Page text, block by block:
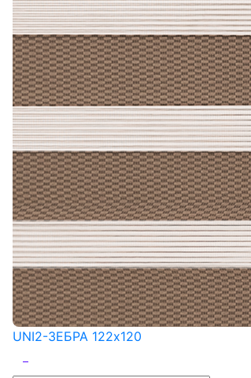
UNI2-ЗЕБРА 122x120